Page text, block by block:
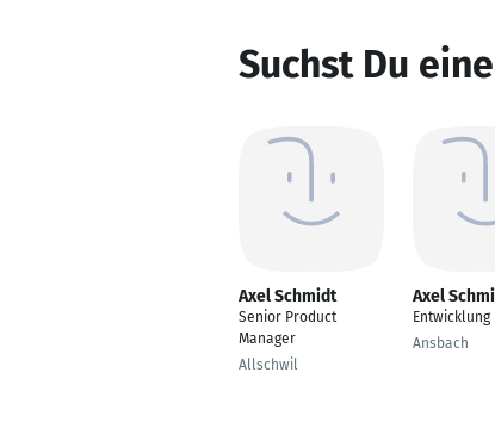
Suchst Du
Axel Schmidt
Senior Product
Manager
Allschwil
Axel
Entwicklung
Ansbach